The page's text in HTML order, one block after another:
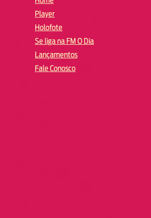
Player
Holofote
Se liga na FM O Dia
Lançamentos
Fale Conosco